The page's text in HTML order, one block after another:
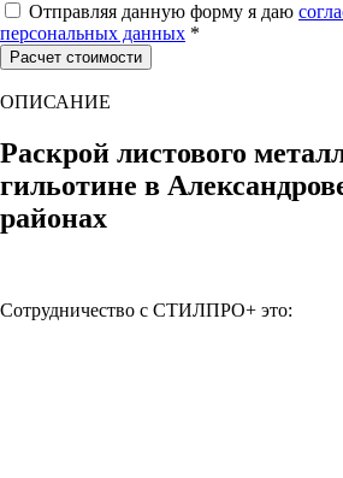
Отправляя данную форму я даю
персональных данных *
Расчет стоимости
ОПИСАНИЕ
Раскрой листового
гильотине в
районах
Сотрудничество с СТИЛПРО+ это: